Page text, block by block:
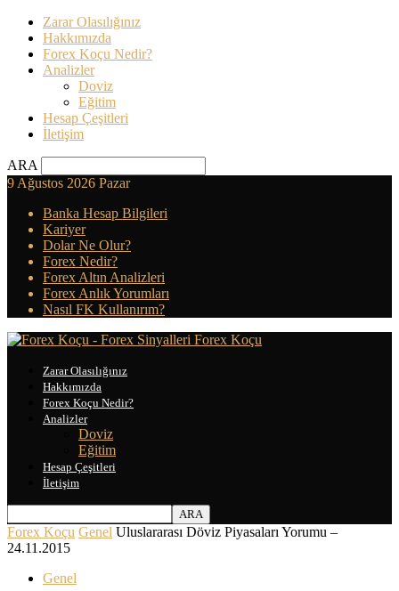
Zarar Olasılığınız
Hakkımızda
Forex Koçu Nedir?
Analizler
Doviz
Eğitim
Hesap Çeşitleri
İletişim
ARA
9 Ağustos 2026 Pazar
Banka Hesap Bilgileri
Kariyer
Dolar Ne Olur?
Forex Nedir?
Forex Altın Analizleri
Forex Anlık Yorumları
Nasıl FK Kullanırım?
Forex Koçu
Zarar Olasılığınız
Hakkımızda
Forex Koçu Nedir?
Analizler
Doviz
Eğitim
Hesap Çeşitleri
İletişim
Forex Koçu Genel Uluslararası Döviz Piyasaları Yorumu –
24.11.2015
Genel